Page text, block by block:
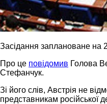
Засідання заплановане на
Про це повідомив Голова
Стефанчук.
Зі його слів, Австрія не
представникам російської